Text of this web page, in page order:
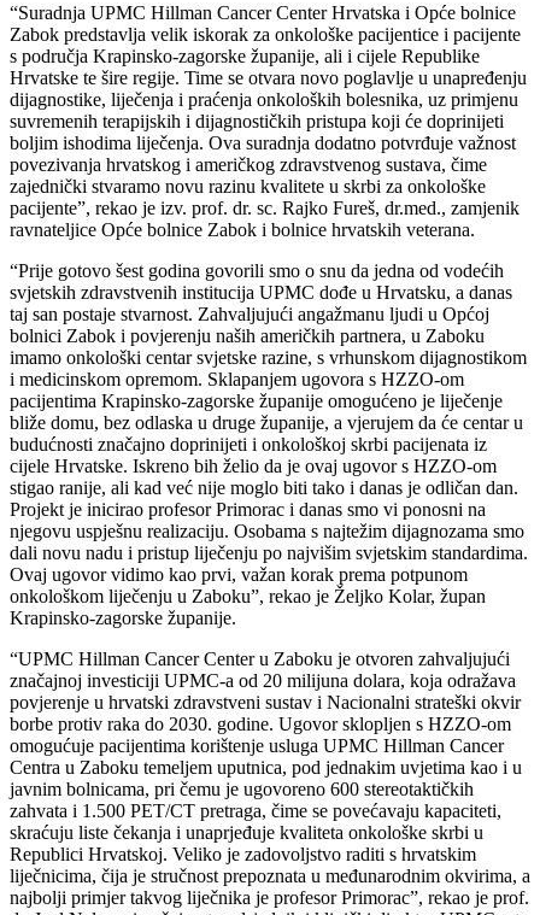
“Suradnja UPMC Hillman Cancer Center Hrvatska i Opće bolnice
Zabok predstavlja velik iskorak za onkološke pacijentice i pacijente
s područja Krapinsko-zagorske županije, ali i cijele Republike
Hrvatske te šire regije. Time se otvara novo poglavlje u unapređenju
dijagnostike, liječenja i praćenja onkoloških bolesnika, uz primjenu
suvremenih terapijskih i dijagnostičkih pristupa koji će doprinijeti
boljim ishodima liječenja. Ova suradnja dodatno potvrđuje važnost
povezivanja hrvatskog i američkog zdravstvenog sustava, čime
zajednički stvaramo novu razinu kvalitete u skrbi za onkološke
pacijente”, rekao je izv. prof. dr. sc. Rajko Fureš, dr.med., zamjenik
ravnateljice Opće bolnice Zabok i bolnice hrvatskih veterana.
“Prije gotovo šest godina govorili smo o snu da jedna od vodećih
svjetskih zdravstvenih institucija UPMC dođe u Hrvatsku, a danas
taj san postaje stvarnost. Zahvaljujući angažmanu ljudi u Općoj
bolnici Zabok i povjerenju naših američkih partnera, u Zaboku
imamo onkološki centar svjetske razine, s vrhunskom dijagnostikom
i medicinskom opremom. Sklapanjem ugovora s HZZO-om
pacijentima Krapinsko-zagorske županije omogućeno je liječenje
bliže domu, bez odlaska u druge županije, a vjerujem da će centar u
budućnosti značajno doprinijeti i onkološkoj skrbi pacijenata iz
cijele Hrvatske. Iskreno bih želio da je ovaj ugovor s HZZO-om
stigao ranije, ali kad već nije moglo biti tako i danas je odličan dan.
Projekt je inicirao profesor Primorac i danas smo vi ponosni na
njegovu uspješnu realizaciju. Osobama s najtežim dijagnozama smo
dali novu nadu i pristup liječenju po najvišim svjetskim standardima.
Ovaj ugovor vidimo kao prvi, važan korak prema potpunom
onkološkom liječenju u Zaboku”, rekao je Željko Kolar, župan
Krapinsko-zagorske županije.
“UPMC Hillman Cancer Center u Zaboku je otvoren zahvaljujući
značajnoj investiciji UPMC-a od 20 milijuna dolara, koja odražava
povjerenje u hrvatski zdravstveni sustav i Nacionalni strateški okvir
borbe protiv raka do 2030. godine. Ugovor sklopljen s HZZO-om
omogućuje pacijentima korištenje usluga UPMC Hillman Cancer
Centra u Zaboku temeljem uputnica, pod jednakim uvjetima kao i u
javnim bolnicama, pri čemu je ugovoreno 600 stereotaktičkih
zahvata i 1.500 PET/CT pretraga, čime se povećavaju kapaciteti,
skraćuju liste čekanja i unaprjeđuje kvaliteta onkološke skrbi u
Republici Hrvatskoj. Veliko je zadovoljstvo raditi s hrvatskim
liječnicima, čija je stručnost prepoznata u međunarodnim okvirima, a
najbolji primjer takvog liječnika je profesor Primorac”, rekao je prof.